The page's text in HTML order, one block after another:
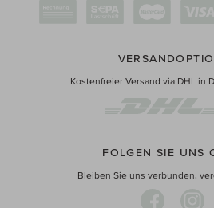
Kostenfreier Versand via DHL in
FOLGEN SIE UNS
Bleiben Sie uns verbunden,